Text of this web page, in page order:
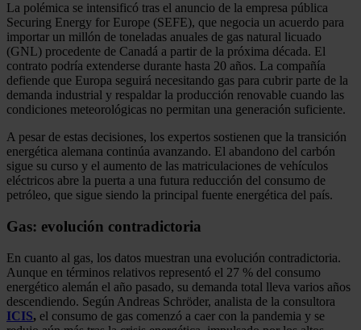
La polémica se intensificó tras el anuncio de la empresa pública
Securing Energy for Europe (SEFE), que negocia un acuerdo para
importar un millón de toneladas anuales de gas natural licuado
(GNL) procedente de Canadá a partir de la próxima década. El
contrato podría extenderse durante hasta 20 años. La compañía
defiende que Europa seguirá necesitando gas para cubrir parte de la
demanda industrial y respaldar la producción renovable cuando las
condiciones meteorológicas no permitan una generación suficiente.
A pesar de estas decisiones, los expertos sostienen que la transición
energética alemana continúa avanzando. El abandono del carbón
sigue su curso y el aumento de las matriculaciones de vehículos
eléctricos abre la puerta a una futura reducción del consumo de
petróleo, que sigue siendo la principal fuente energética del país.
Gas: evolución contradictoria
En cuanto al gas, los datos muestran una evolución contradictoria.
Aunque en términos relativos representó el 27 % del consumo
energético alemán el año pasado, su demanda total lleva varios años
descendiendo. Según Andreas Schröder, analista de la consultora
ICIS, el consumo de gas comenzó a caer con la pandemia y se